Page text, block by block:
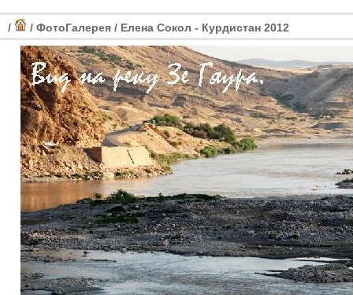
/ / ФотоГалерея / Елена Сокол - Курдистан 2012